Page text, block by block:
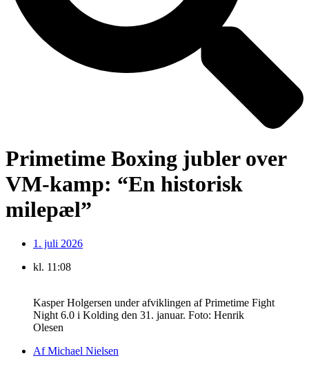
Primetime Boxing jubler over
VM-kamp: “En historisk
milepæl”
1. juli 2026
kl. 11:08
Kasper Holgersen under afviklingen af Primetime Fight
Night 6.0 i Kolding den 31. januar. Foto: Henrik
Olesen
AfMichael Nielsen